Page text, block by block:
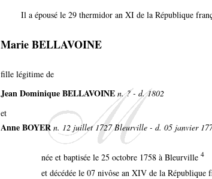
Il a épousé le 29 thermidor an XI de la République
Marie BELLAVOINE
fille légitime de
Jean Dominique BELLAVOINE n. ? - d. 1802
et
Anne BOYER n. 12 juillet 1727 Bleurville - d. 05 janvier
née et baptisée le 25 octobre 1758 à Bleurville 4
et décédée le 07 nivôse an XIV de la République